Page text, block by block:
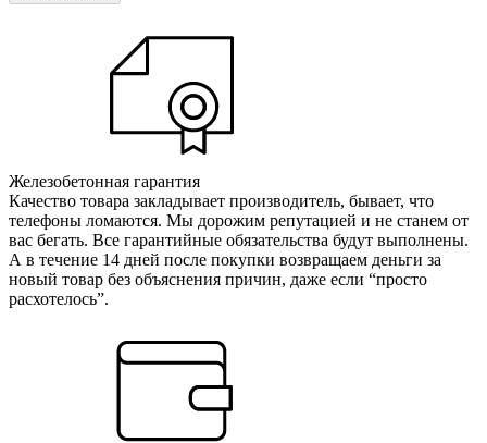
Железобетонная гарантия
Качество товара закладывает производитель, бывает, что
телефоны ломаются. Мы дорожим репутацией и не станем от
вас бегать. Все гарантийные обязательства будут выполнены.
А в течение 14 дней после покупки возвращаем деньги за
новый товар без объяснения причин, даже если “просто
расхотелось”.